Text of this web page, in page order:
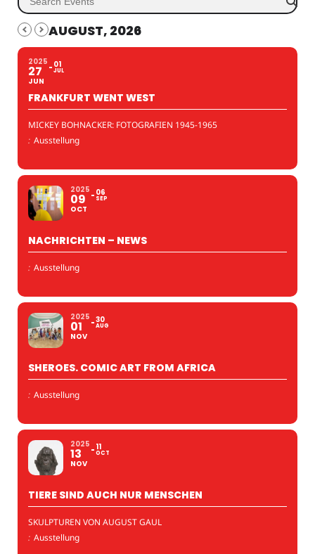
AUGUST, 2026
2025
27
JUN
01
JUL
FRANKFURT WENT WEST
MICKEY BOHNACKER: FOTOGRAFIEN 1945-1965
: Ausstellung
2025
09
OCT
06
SEP
NACHRICHTEN – NEWS
: Ausstellung
2025
01
NOV
30
AUG
SHEROES. COMIC ART FROM AFRICA
: Ausstellung
2025
13
NOV
11
OCT
TIERE SIND AUCH NUR MENSCHEN
SKULPTUREN VON AUGUST GAUL
: Ausstellung